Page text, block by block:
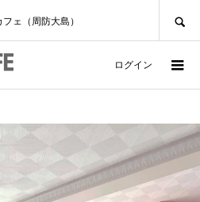
ェ（周防大島）
ログイン